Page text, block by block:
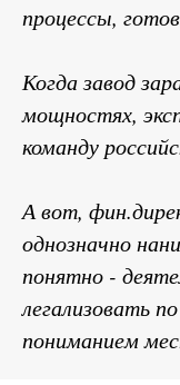
процессы,
Когда завод
мощностях,
команду
А вот,
однозначно
понятно -
легализовать
пониманием